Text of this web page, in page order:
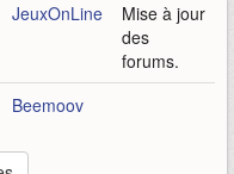
JeuxOnLine
Mise à jour
des
forums.
Beemoov